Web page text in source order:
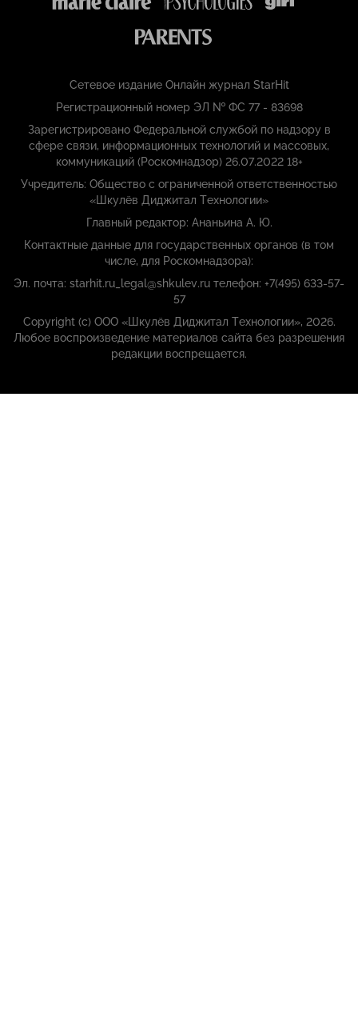
Сетевое издание Онлайн журнал StarHit
Регистрационный номер ЭЛ № ФС 77 - 83698
Зарегистрировано Федеральной службой по надзору в
сфере связи, информационных технологий и массовых,
коммуникаций (Роскомнадзор) 26.07.2022 18+
Учредитель: Общество с ограниченной ответственностью
«Шкулёв Диджитал Технологии»
Главный редактор: Ананьина А. Ю.
Контактные данные для государственных органов (в том
числе, для Роскомнадзора):
Эл. почта: starhit.ru_legal@shkulev.ru телефон: +7(495) 633-57-
57
Copyright (с) ООО «Шкулёв Диджитал Технологии», 2026.
Любое воспроизведение материалов сайта без разрешения
редакции воспрещается.